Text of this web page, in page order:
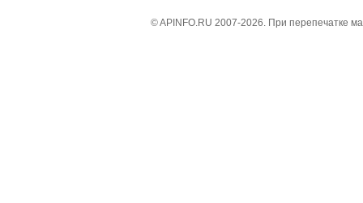
© APINFO.RU 2007-2026. При перепечатке